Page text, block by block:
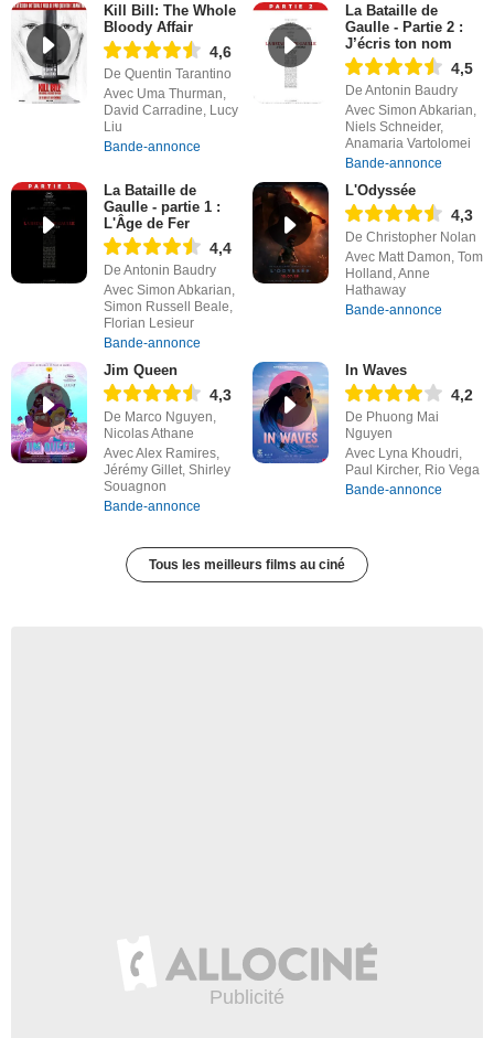
Kill Bill: The Whole
Bloody Affair
4,6
De Quentin Tarantino
Avec Uma Thurman,
David Carradine, Lucy
Liu
Bande-annonce
La Bataille de
Gaulle - Partie 2 :
J’écris ton nom
4,5
De Antonin Baudry
Avec Simon Abkarian,
Niels Schneider,
Anamaria Vartolomei
Bande-annonce
La Bataille de
Gaulle - partie 1 :
L'Âge de Fer
4,4
De Antonin Baudry
Avec Simon Abkarian,
Simon Russell Beale,
Florian Lesieur
Bande-annonce
L'Odyssée
4,3
De Christopher Nolan
Avec Matt Damon, Tom
Holland, Anne
Hathaway
Bande-annonce
Jim Queen
4,3
De Marco Nguyen,
Nicolas Athane
Avec Alex Ramires,
Jérémy Gillet, Shirley
Souagnon
Bande-annonce
In Waves
4,2
De Phuong Mai
Nguyen
Avec Lyna Khoudri,
Paul Kircher, Rio Vega
Bande-annonce
Tous les meilleurs films au ciné